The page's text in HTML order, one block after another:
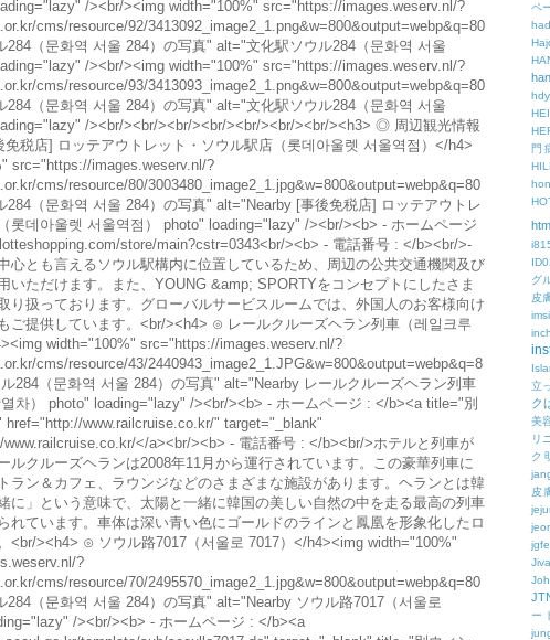
ペ
HEI
門
グ
皮
立
ク
美
リ
ク
皮
ー